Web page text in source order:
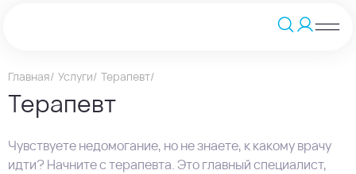
Главная Услуги Терапевт
Терапевт
Чувствуете недомогание, но не знаете, к какому врачу
идти? Начните с терапевта. Это главный специалист,